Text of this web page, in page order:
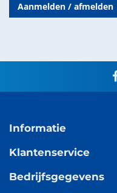
Aanmelden / afmelden
Informatie
Klantenservice
Bedrijfsgegevens